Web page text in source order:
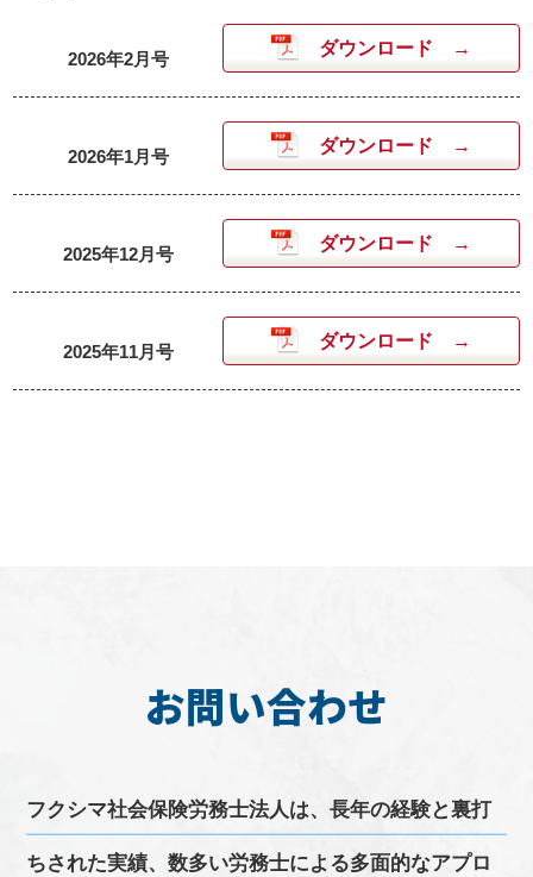
2026年2月号
ダウンロード
2026年1月号
ダウンロード
2025年12月号
ダウンロード
2025年11月号
ダウンロード
お問い合わせ
フクシマ社会保険労務士法人は、長年の経験と裏打
ちされた実績、数多い労務士による多面的なアプロ